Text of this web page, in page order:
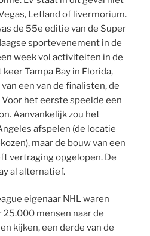
Letland of livermorium.
de 55e editie van de Super
sportevenement in de
week vol activiteiten in de
Tampa Bay in Florida,
een van de finalisten, de
Voor het eerste speelde een
Aanvankelijk zou het
afspelen (de locatie
maar de bouw van een
vertraging opgelopen. De
al alternatief.
eigenaar NHL waren
mensen naar de
kijken, een derde van de